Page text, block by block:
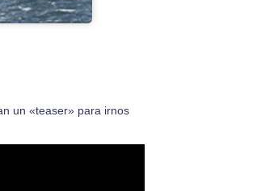
un «teaser» para irnos